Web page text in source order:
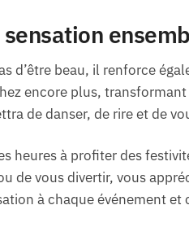
d’être beau, il renforce
encore plus,
de danser, de rire et de
heures à profiter des
de vous divertir, vous
à chaque événement